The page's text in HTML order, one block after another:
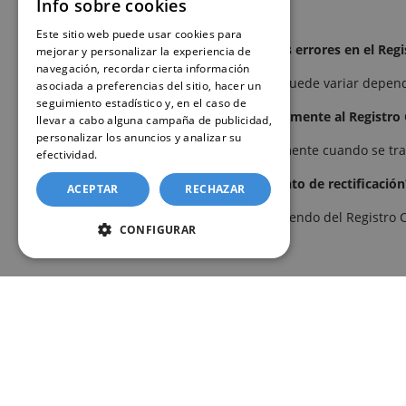
Preguntas frecuentes
¿Se pueden corregir todos los errores en el
Sí, aunque el procedimiento puede variar
¿Es necesario acudir personalmente al Registro
En muchos casos sí, especialmente cuando se
¿Cuánto tarda el procedimiento de
El plazo puede variar dependiendo del
Nota informativa
Info sobre cookies
Este sitio web puede usar cookies para
mejorar y personalizar la experiencia de
navegación, recordar cierta información
asociada a preferencias del sitio, hacer un
seguimiento estadístico y, en el caso de
llevar a cabo alguna campaña de publicidad,
personalizar los anuncios y analizar su
efectividad.
ACEPTAR RECHAZAR
CONFIGURAR